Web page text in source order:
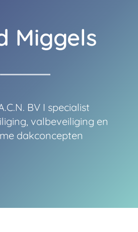
Miggels
BV I specialist
valbeveiliging en
dakconcepten